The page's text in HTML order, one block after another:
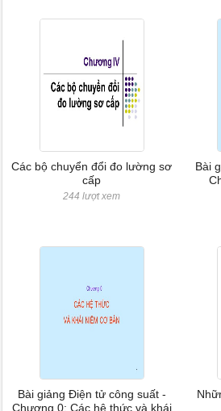
Các bộ chuyển đổi đo lường sơ
cấp
244 lượt xem
Bài
Bài giảng Điện tử công suất -
Chương 0: Các hệ thức và khái